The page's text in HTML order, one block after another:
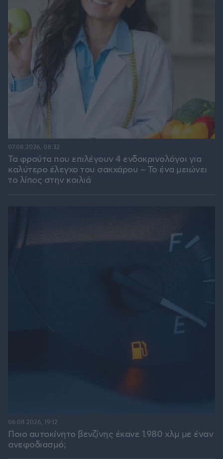
Τα φρούτα που επιλέγουν 4 ενδοκρινολόγοι για
καλύτερο έλεγχο του σακχάρου – Το ένα μειώνει
το λίπος στην κοιλιά
07.08.2026, 08:32
Ποιο αυτοκίνητο βενζίνης έκανε 1.980 χλμ με έναν
ανεφοδιασμό;
06.08.2026, 19:12